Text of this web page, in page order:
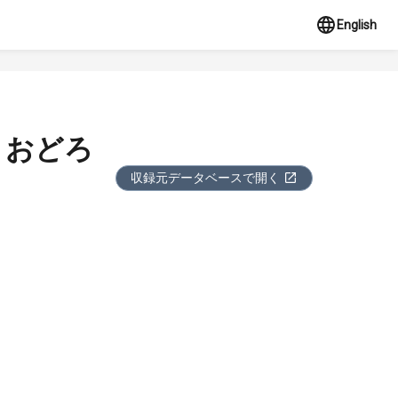
English
おどろ
収録元データベースで開く